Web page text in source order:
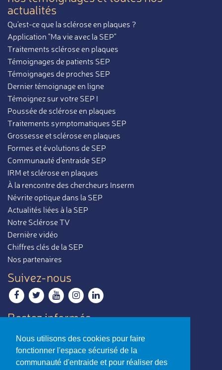
Nous utilisons des cookies pour faire
fonctionner l'espace sécurisé de la
communauté d'entraide et pour réaliser des
actualités
Qu'est-ce que la sclérose en plaques ?
Application "Ma vie avec la SEP"
Traitements sclérose en plaques
Témoignages de patients SEP
Témoignages de proches SEP
Dernier témoignage en ligne
Témoignez sur votre SEP !
Poussée de sclérose en plaques
Traitements symptomatiques SEP
Grossesse et sclérose en plaques
Formes et évolutions de SEP
Communauté d'entraide SEP
IRM et sclérose en plaques
À la rencontre des chercheurs Inserm
Névrite optique dans la SEP
Actualités liées à la SEP
Notre Sclérose TV
Dernière vidéo
Chiffres clés de la SEP
Nos partenaires
Suivez-nous
Restez informés
Contactez-nous
Envoyer un e-mail